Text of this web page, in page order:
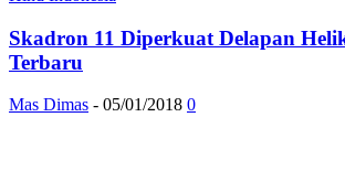
Skadron 11 Diperkuat Delapan
Terbaru
Mas Dimas - 05/01/2018 0